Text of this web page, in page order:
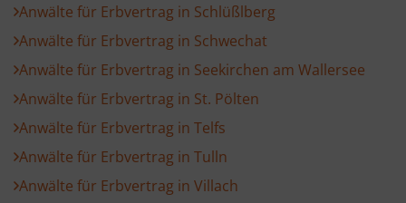
Anwälte für Erbvertrag in Schlüßlberg
Anwälte für Erbvertrag in Schwechat
Anwälte für Erbvertrag in Seekirchen am Wallersee
Anwälte für Erbvertrag in St. Pölten
Anwälte für Erbvertrag in Telfs
Anwälte für Erbvertrag in Tulln
Anwälte für Erbvertrag in Villach